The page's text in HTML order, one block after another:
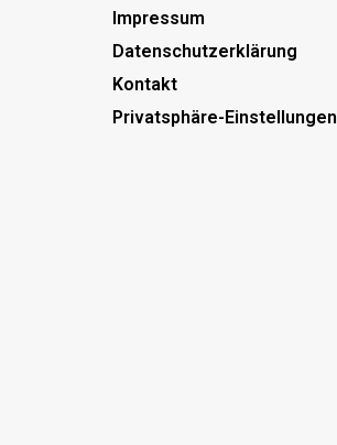
Impressum
Datenschutzerklärung
Kontakt
Privatsphäre-Einstellungen